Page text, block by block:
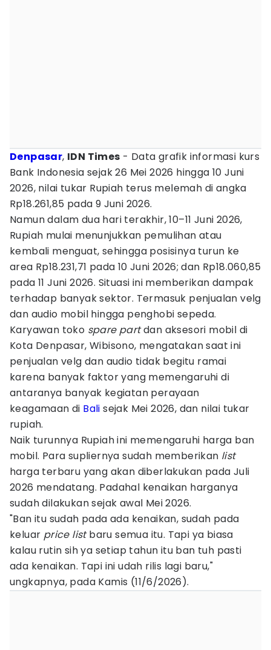
Denpasar, IDN Times - Data grafik informasi kurs
Bank Indonesia sejak 26 Mei 2026 hingga 10 Juni
2026, nilai tukar Rupiah terus melemah di angka
Rp18.261,85 pada 9 Juni 2026.
Namun dalam dua hari terakhir, 10–11 Juni 2026,
Rupiah mulai menunjukkan pemulihan atau
kembali menguat, sehingga posisinya turun ke
area Rp18.231,71 pada 10 Juni 2026; dan Rp18.060,85
pada 11 Juni 2026. Situasi ini memberikan dampak
terhadap banyak sektor. Termasuk penjualan velg
dan audio mobil hingga penghobi sepeda.
Karyawan toko spare partdan aksesori mobil di
Kota Denpasar, Wibisono, mengatakan saat ini
penjualan velg dan audio tidak begitu ramai
karena banyak faktor yang memengaruhi di
antaranya banyak kegiatan perayaan
keagamaan di Bali sejak Mei 2026, dan nilai tukar
rupiah.
Naik turunnya Rupiah ini memengaruhi harga ban
mobil. Para supliernya sudah memberikan list
harga terbaru yang akan diberlakukan pada Juli
2026 mendatang. Padahal kenaikan harganya
sudah dilakukan sejak awal Mei 2026.
"Ban itu sudah pada ada kenaikan, sudah pada
keluar price listbaru semua itu. Tapi ya biasa
kalau rutin sih ya setiap tahun itu ban tuh pasti
ada kenaikan. Tapi ini udah rilis lagi baru,"
ungkapnya, pada Kamis (11/6/2026).